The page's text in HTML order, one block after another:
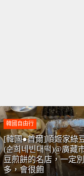
韓國自由行
[韓國●首爾]順姬家綠
(순희네빈대떡)@廣藏
豆煎餅的名店，一定
多，會很飽